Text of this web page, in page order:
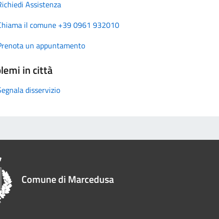
Assistenza
il comune +39 0961 932010
un appuntamento
in città
disservizio
Comune di Marcedusa